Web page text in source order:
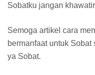
Sobatku jangan
Semoga artikel cara
bermanfaat untuk
ya Sobat.